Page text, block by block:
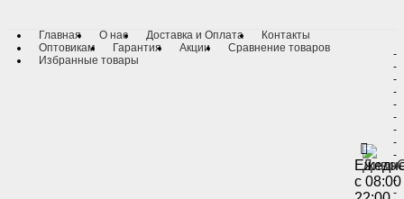
Главная О нас Доставка и Оплата
Контакты
Оптовикам
Гарантия Акции
Сравнение товаров
Избранные товары
с
-
-
-
-
-
-
-
-
-
-
-
-